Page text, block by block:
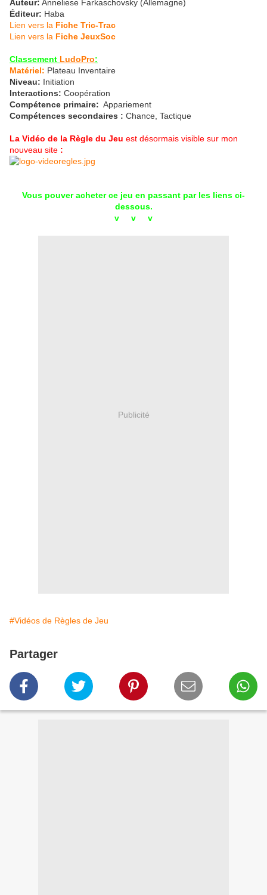
Auteur: Anneliese Farkaschovsky (Allemagne)
Éditeur: Haba
Lien vers la Fiche Tric-Trac
Lien vers la Fiche JeuxSoc
Classement LudoPro:
Matériel: Plateau Inventaire
Niveau: Initiation
Interactions: Coopération
Compétence primaire: Appariement
Compétences secondaires : Chance, Tactique
La Vidéo de la Règle du Jeu est désormais visible sur mon
nouveau site :
Vous pouver acheter ce jeu en passant par les liens ci-
dessous.
v v v
Publicité
#Vidéos de Règles de Jeu
Partager